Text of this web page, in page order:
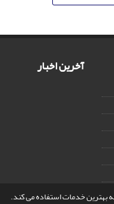
بهترین خدمات استفاده می کند.
آخرین اخبار